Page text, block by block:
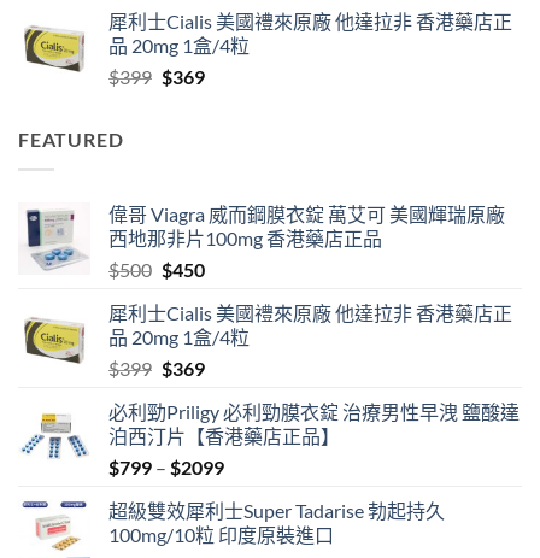
$799
through
犀利士Cialis 美國禮來原廠 他達拉非 香港藥店正
品 20mg 1盒/4粒
$399 Original
$369Current
FEATURED
偉哥 Viagra 威而鋼膜衣錠 萬艾可 美國輝瑞原廠
西地那非片100mg 香港藥店正品
$500 Original
was:
$500.
$450Current
is:
$450.
犀利士Cialis 美國禮來原廠 他達拉非 香港藥店正
品 20mg 1盒/4粒
$399 Original
was:
$399.
$369Current
is:
$369.
必利勁Priligy 必利勁膜衣錠 治療男性早洩 鹽酸達
泊西汀片【香港藥店正品】
$799 – $2099Price
$799
through
超級雙效犀利士Super Tadarise 勃起持久
100mg/10粒 印度原裝進口